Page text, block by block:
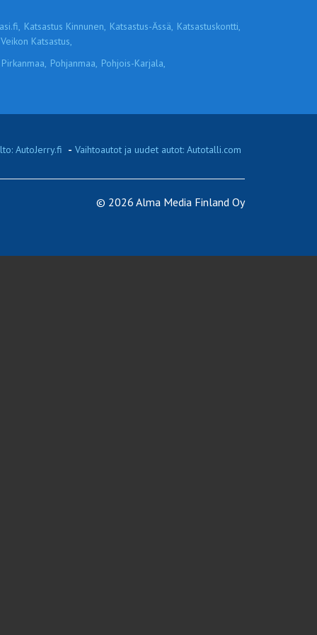
Katsastus Kinnunen, Katsastus-Ässä, Katsastuskontti,
Veikon Katsastus,
Pirkanmaa, Pohjanmaa, Pohjois-Karjala,
AutoJerry.fi - Vaihtoautot ja uudet autot: Autotalli.com
© 2026 Alma Media Finland Oy